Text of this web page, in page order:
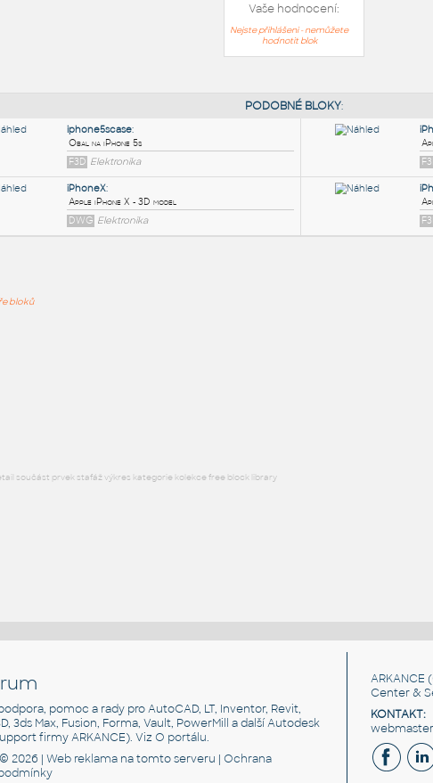
Vaše hodnocení:
Nejste přihlášeni - nemůžete
hodnotit blok
bloků
součást prvek stafáž výkres kategorie kolekce free block library
pomoc a rady pro AutoCAD, LT, Inventor, Revit,
3ds Max, Fusion, Forma, Vault, PowerMill a další Autodesk
firmy ARKANCE). VizO portálu.
2026 |Web reklama na tomto serveru |Ochrana
ARKANCE
Center &
KONTAKT: